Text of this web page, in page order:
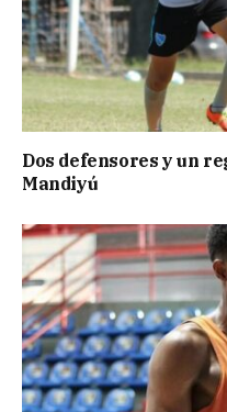
Dos defensores y un
Mandiyú